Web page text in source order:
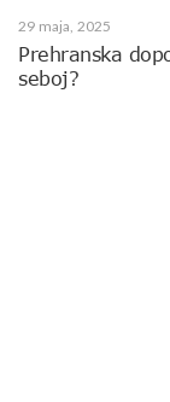
29 maja, 2025
Prehranska
seboj?